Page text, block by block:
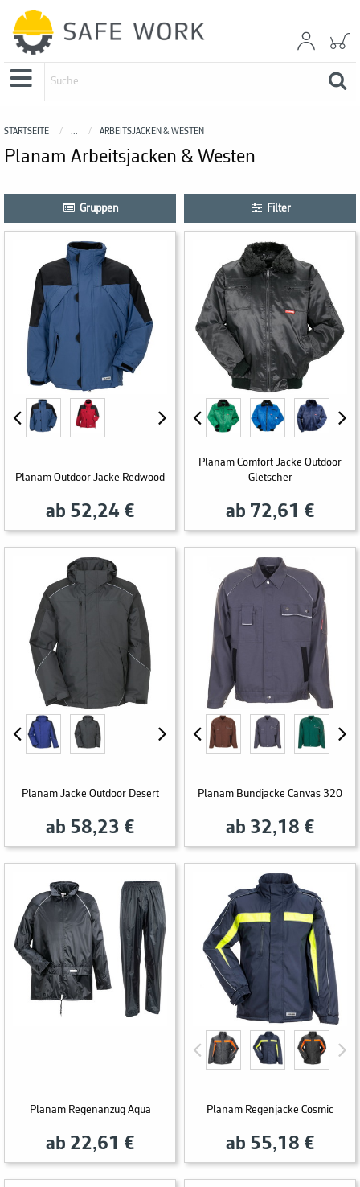
STARTSEITE ... ARBEITSJACKEN & WESTEN
Planam Arbeitsjacken & Westen
Gruppen Filter
Planam Outdoor Jacke Redwood
ab 52,24 €
Planam Comfort Jacke Outdoor
Gletscher
ab 72,61 €
Planam Jacke Outdoor Desert
ab 58,23 €
Planam Bundjacke Canvas 320
ab 32,18 €
Planam Regenanzug Aqua
ab 22,61 €
Planam Regenjacke Cosmic
ab 55,18 €